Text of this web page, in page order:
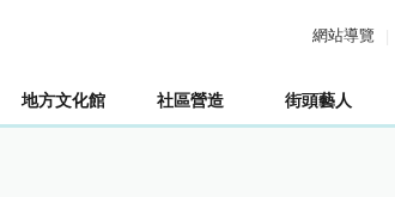
網站導覽
地方文化館 社區營造 街頭藝人